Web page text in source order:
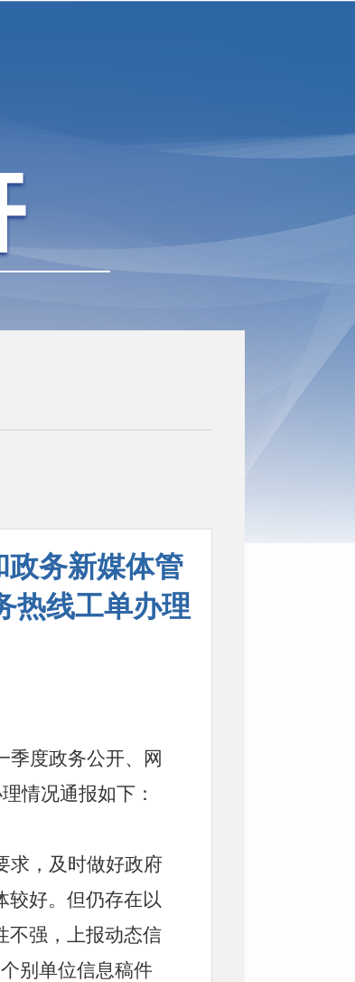
政务新媒体管
热线工单办理
季度政务公开、网
情况通报如下：
求，及时做好政府
较好。但仍存在以
不强，上报动态信
别单位信息稿件